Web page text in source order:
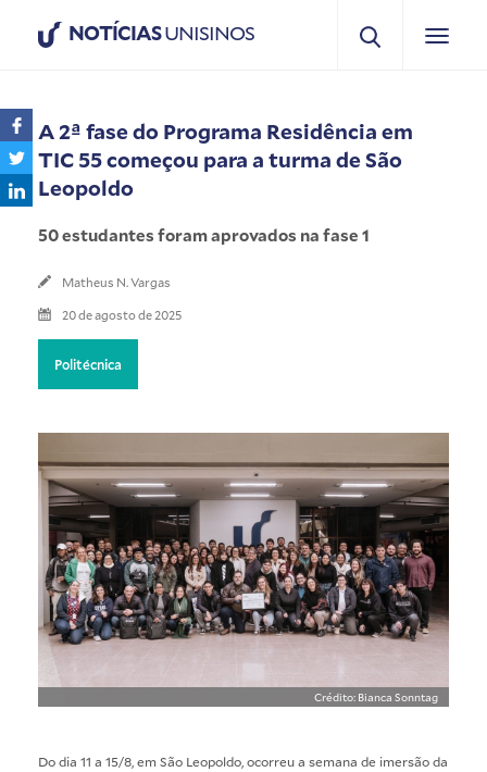
NOTÍCIASUNISINOS
A 2ª fase do Programa Residência em
TIC 55 começou para a turma de São
Leopoldo
50 estudantes foram aprovados na fase 1
Matheus N. Vargas
20 de agosto de 2025
Politécnica
Crédito: Bianca Sonntag
Do dia 11 a 15/8, em São Leopoldo, ocorreu a semana de imersão da